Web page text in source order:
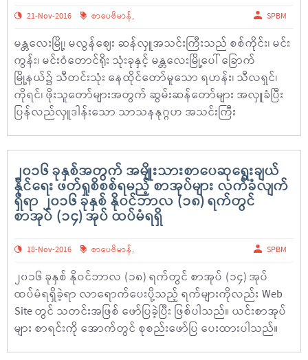
21-Nov-2016 စာပေဗိမာန်, SPBM
မန္တလေးမြို့၊ မလွန်ဈေး ဆန်လှူအသင်းကြီးသည် စစ်ကိုင်း၊ မင်း
ကွန်း၊ မင်းဝံတောင်ရိုး သုံးခုနှင့် မန္တလေးမြို့ပေါ် ခြောက်
မြို့နယ်၌ သီတင်းသုံး နေထိုင်တော်မူသော ရဟန်း၊ သီလရှင်၊
ကိုရင်၊ ဖိုးသူတော်များအတွက် ဆွမ်းဆန်တော်များ အလှူခံပြီး
ပြန်လည်လှူဒါန်းသော သာသနနုဂ္ဂဟ အသင်းကြီး
၂၀၁၆ ခုနှစ်အတွက် အမျိုးသားစာပေဆုရွေးချယ်
နိုင်ရေး ဖတ်ရှုစိစစ်ရမည့် စာအုပ်များ လက်ခံလျက်
ရှိရာ ၂၀၁၆ ခုနှစ် နိုဝင်ဘာလ (၁၈) ရက်တွင်
စာအုပ် (၁၄) အုပ် ထပ်မံရရှိ
18-Nov-2016 စာပေဗိမာန်, SPBM
၂၀၁၆ ခုနှစ် နိုဝင်ဘာလ (၁၈) ရက်တွင် စာအုပ် (၁၄) အုပ်
ထပ်မံရရှိခဲ့ရာ လာရောက်ပေးပို့သည့် ရက်များကိုလည်း Web
Site တွင် သတင်းအဖြစ် ဖော်ပြခဲ့ပြီး ဖြစ်ပါသည်။ ယင်းစာအုပ်
များ စာရင်းကို အောက်တွင် စုစည်းဖော်ပြ ပေးထားပါသည်။